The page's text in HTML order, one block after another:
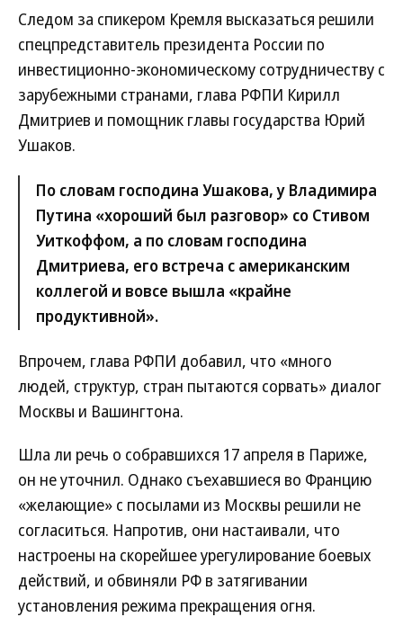
Следом за спикером Кремля высказаться решили
спецпредставитель президента России по
инвестиционно-экономическому сотрудничеству с
зарубежными странами, глава РФПИ Кирилл
Дмитриев и помощник главы государства Юрий
Ушаков.
По словам господина Ушакова, у Владимира
Путина «хороший был разговор» со Стивом
Уиткоффом, а по словам господина
Дмитриева, его встреча с американским
коллегой и вовсе вышла «крайне
продуктивной».
Впрочем, глава РФПИ добавил, что «много
людей, структур, стран пытаются сорвать» диалог
Москвы и Вашингтона.
Шла ли речь о собравшихся 17 апреля в Париже,
он не уточнил. Однако съехавшиеся во Францию
«желающие» с посылами из Москвы решили не
согласиться. Напротив, они настаивали, что
настроены на скорейшее урегулирование боевых
действий, и обвиняли РФ в затягивании
установления режима прекращения огня.